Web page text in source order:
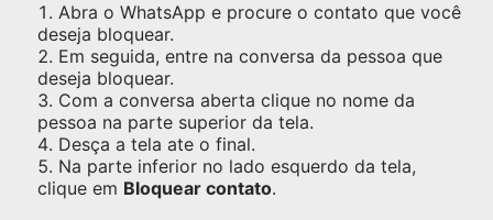
Abra o WhatsApp e procure o contato que você
deseja bloquear.
Em seguida, entre na conversa da pessoa que
deseja bloquear.
Com a conversa aberta clique no nome da
pessoa na parte superior da tela.
Desça a tela ate o final.
Na parte inferior no lado esquerdo da tela,
clique em Bloquear contato.